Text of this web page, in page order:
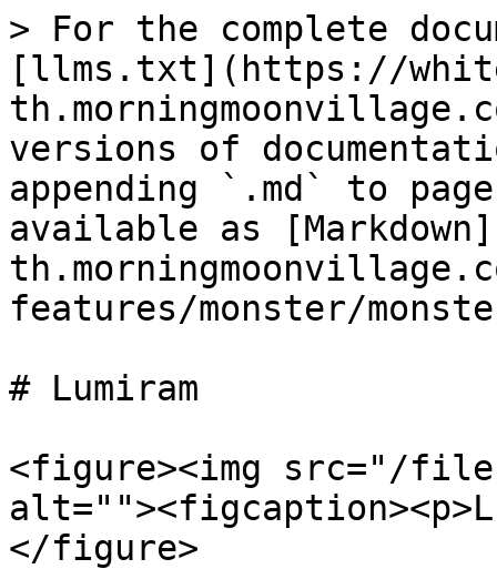
> For the complete
[llms.txt](https://
versions of
appending `.md` to
available as
features/monster/
# Lumiram
<figure><img src="/files/
</figure>